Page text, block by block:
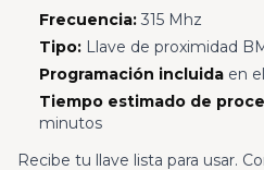
Frecuencia:315 Mhz
Tipo:Llave de proximidad
Programación incluidaen
Tiempo estimado de
minutos
Recibe tu llave lista para usar.